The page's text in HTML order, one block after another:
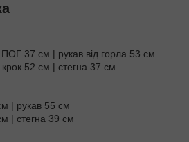
37 см | рукав від горла 53 см
52 см | стегна 37 см
| рукав 55 см
| стегна 39 см